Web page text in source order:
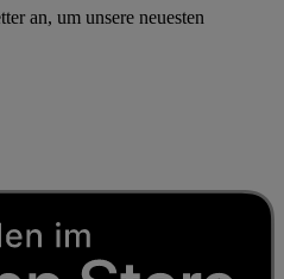
an, um unsere neuesten